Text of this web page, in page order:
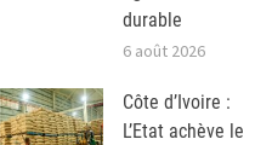
durable
6 août 2026
Côte d’Ivoire :
L’Etat achève le